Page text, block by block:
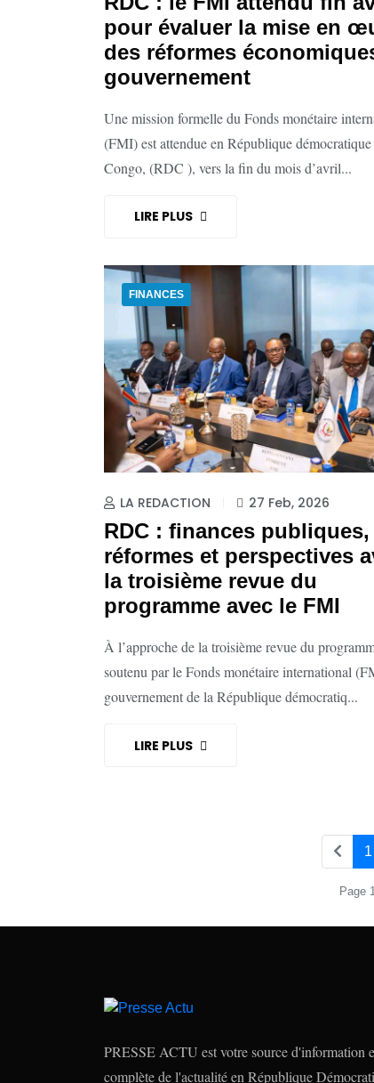
pour évaluer la mise en
des réformes
gouvernement
Une mission formelle du Fonds monétaire
(FMI) est attendue en République
Congo, (RDC ), vers la fin du mois d’avril...
LIRE PLUS
FINANCES
LA REDACTION 27 Feb, 2026
RDC : finances publiques,
réformes et perspectives
la troisième revue du
programme avec le FMI
À l’approche de la troisième revue du
soutenu par le Fonds monétaire international
gouvernement de la République démocratiq...
LIRE PLUS
1
Page
PRESSE ACTU est votre source d'information
complète de l'actualité en République